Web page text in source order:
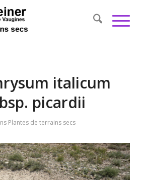
italicum
picardii
Plantes de terrains secs